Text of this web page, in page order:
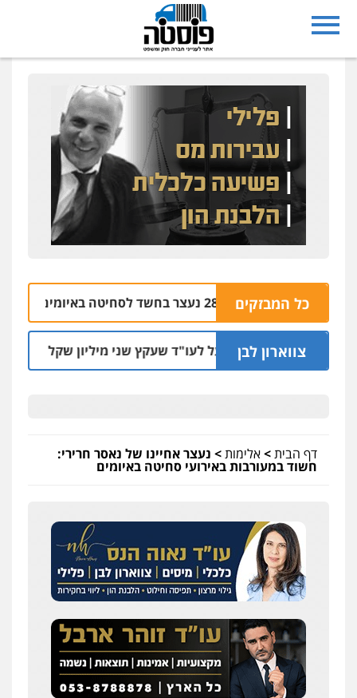
כל המבזקים
נצרת: בן 28 נעצר בחשד לסחיטה באיומים מטלפון שאינו שלו
צווארון לבן
מאסר בפועל לעו"ד שעקץ שני מיליון שקל על דירה השייכת
דף הבית>אלימות> נעצר אחיינו של נאסר חרירי:
חשוד במעורבות באירועי סחיטה באיומים